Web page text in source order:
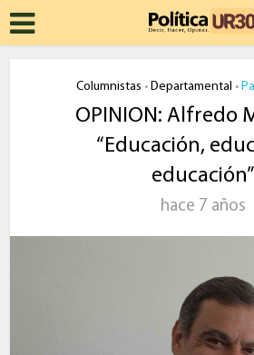
Columnistas • Departamental •
OPINION: Alfredo
“Educación,
educación”
hace 7 años